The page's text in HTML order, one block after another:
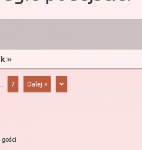
»
7 Dalej »